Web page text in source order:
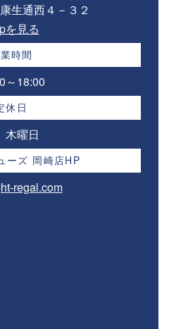
生通西４－３２⁣
を見る
時間
～18:00⁣
休日
木曜日
ーズ 岡崎店HP
regal.com